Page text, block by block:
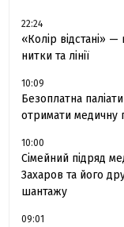
22:24
«Колір відстані»
нитки та лінії
10:09
Безоплатна
отримати медичну
10:00
Сімейний підряд
Захаров та його
шантажу
09:01